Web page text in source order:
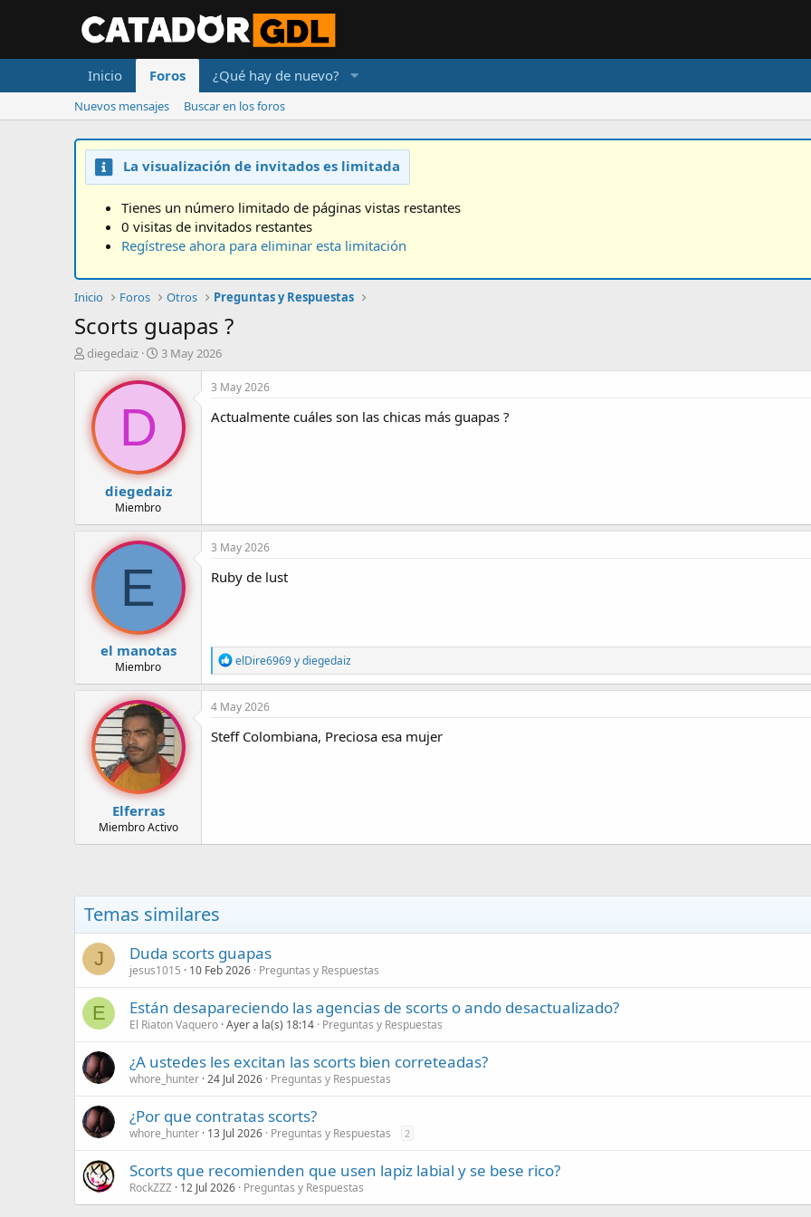
Inicio Foros ¿Qué hay de nuevo?
Nuevos mensajes Buscar en los foros
La visualización de invitados es limitada
Tienes un número limitado de páginas vistas restantes
0 visitas de invitados restantes
Regístrese ahora para eliminar esta limitación
Inicio Foros Otros Preguntas y Respuestas
Scorts guapas ?
A
o
d
e
diegedaiz
F
c
i
n
i
c
o
3 May 2026
D
diegedaiz
Miembro
3 May 2026
Actualmente cuáles son las chicas más guapas ?
E
el manotas
Miembro
3 May 2026
Ruby de lust
R
e
a
c
c
i
o
elDire6969ydiegedaiz
Elferras
Miembro Activo
4 May 2026
Steff Colombiana, Preciosa esa mujer
Temas similares
J Duda scorts guapas
jesus1015 10 Feb 2026 Preguntas y Respuestas
E Están desapareciendo las agencias de scorts o ando desactualizado?
El Riaton Vaquero Ayer a la(s) 18:14 Preguntas y Respuestas
¿A ustedes les excitan las scorts bien correteadas?
whore_hunter 24 Jul 2026 Preguntas y Respuestas
¿Por que contratas scorts?
whore_hunter 13 Jul 2026 Preguntas y Respuestas 2
Scorts que recomienden que usen lapiz labial y se bese rico?
RockZZZ 12 Jul 2026 Preguntas y Respuestas